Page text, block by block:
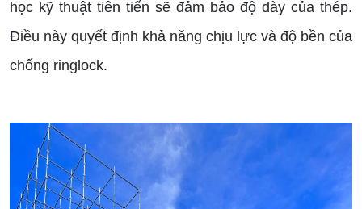
học kỹ thuật tiên tiến sẽ đảm bảo độ dày của thép.
Điều này quyết định khả năng chịu lực và độ bền của
chống ringlock.